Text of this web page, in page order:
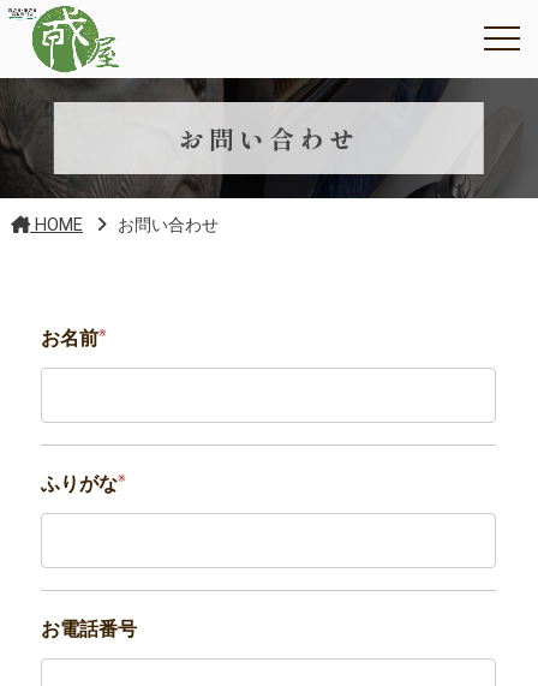
お問い合わせ
HOME お問い合わせ
お名前※
ふりがな※
お電話番号